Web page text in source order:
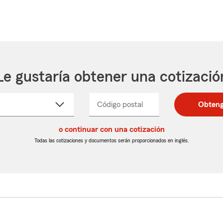
gustaría obtener una
Código postal
postal
de
postal
de
_____
o continuar con una cotización
Todas las cotizaciones y documentos serán proporcionados en inglés.